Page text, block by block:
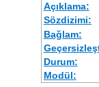
Açıklama:
Sözdizimi:
Bağlam:
Durum:
Modül: